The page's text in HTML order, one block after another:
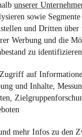
unserer
sowie
und Dritten über
Werbung und die
zu
auf
und Inhalte,
mehr Infos zu den
Powered by
oder